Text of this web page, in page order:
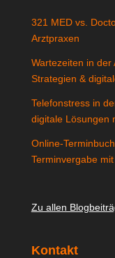
321 MED vs.
Arztpraxen
Wartezeiten in
Strategien &
Telefonstress in
digitale Lösungen
Online-
Terminvergabe
Zu allen
Kontakt